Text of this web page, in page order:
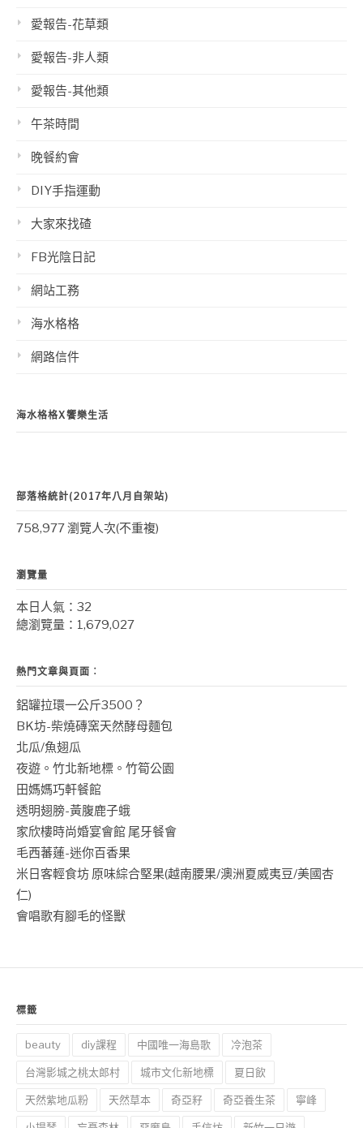
愛報告-花草類
愛報告-非人類
愛報告-其他類
午茶時間
晚餐約會
DIY手指運動
大家來找碴
FB光陰日記
網站工務
海水格格
網路信件
海水格格X饗樂生活
部落格統計(2017年八月自架站)
758,977 瀏覽人次(不重複)
瀏覽量
本日人氣：32
總瀏覽量：1,679,027
熱門文章與頁面︰
鋁罐拉環一公斤3500？
BK坊-柴燒磚窯天然酵母麵包
北瓜/魚翅瓜
夜遊。竹北新地標。竹筍公園
田媽媽巧軒餐館
透明翅膀-黃腹鹿子蛾
家欣樓時尚婚宴會館 尾牙餐會
毛西蕃蓮-迷你百香果
米日客輕食坊 原味綜合堅果(越南腰果/澳洲夏威夷豆/美國杏
仁)
會唱歌有腳毛的怪獸
標籤
beauty diy課程 中國唯一海島歌 冷泡茶
台灣影城之桃太郎村 城市文化新地標 夏日飲
天然紫地瓜粉 天然草本 奇亞籽 奇亞養生茶 寧峰